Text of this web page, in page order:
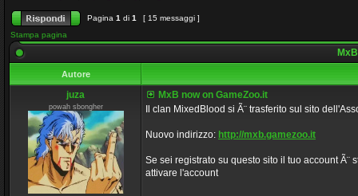
Pagina 1 di 1
[ 15 messaggi ]
Stampa pagina
Autore
juza
powah sbongher
MxB now on GameZoo.it
Il clan MixedBlood si Ã¨ trasferito sul sito
Nuovo indirizzo: http://mxb.gamezoo.it
Se sei registrato su questo sito il tuo account Ã¨
attivare l'account